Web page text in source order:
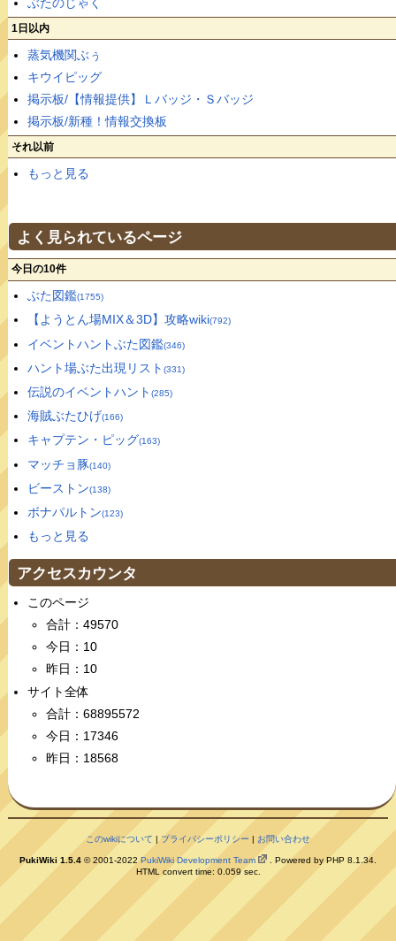
1日以内
蒸気機関ぶぅ
キウイピッグ
掲示板/【情報提供】Ｌバッジ・Ｓバッジ
掲示板/新種！情報交換板
それ以前
もっと見る
よく見られているページ
今日の10件
ぶた図鑑(1755)
【ようとん場MIX＆3D】攻略wiki(792)
イベントハントぶた図鑑(346)
ハント場ぶた出現リスト (331)
伝説のイベントハント (285)
海賊ぶたひげ(166)
キャプテン・ピッグ(163)
マッチョ豚(140)
ビーストン(138)
ボナパルトン(123)
もっと見る
アクセスカウンタ
このページ
合計：49570
今日：10
昨日：10
サイト全体
合計：68895572
今日：17346
昨日：18568
このwikiについて |プライバシーポリシー | お問い合わせ
PukiWiki 1.5.4 © 2001-2022PukiWiki Development Team
. Powered by PHP 8.1.34.
HTML convert time: 0.059 sec.